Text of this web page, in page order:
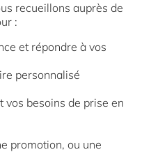
recueillons auprès de
:
et répondre à vos
personnalisé
besoins de prise en
promotion, ou une